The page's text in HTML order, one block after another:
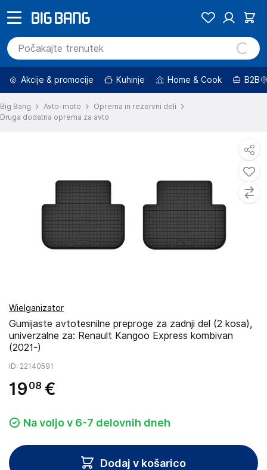
Akcije & promocije Kuhinje Home & Cook B2B
Big Bang Avto-moto
Oprema in rezervni deli
Druga dodatna oprema za avto
Wielganizator
Gumijaste avtotesnilne preproge za zadnji del (2 kosa),
univerzalne za: Renault Kangoo Express kombivan
(2021-)
ID: 22140591
19 08 €
Na voljo v 6-7 delovnih dneh
Dodaj v košarico